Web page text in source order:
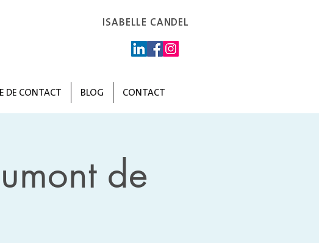
ISABELLE CANDEL
DE CONTACT BLOG CONTACT
de